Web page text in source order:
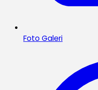
Foto Galeri